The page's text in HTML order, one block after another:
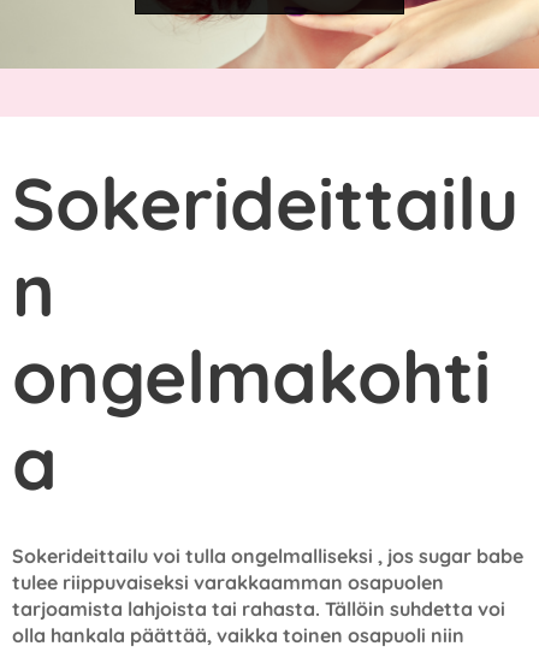
Sokerideittailu
n
ongelmakohti
a
Sokerideittailu voi tulla ongelmalliseksi , jos sugar babe
tulee riippuvaiseksi varakkaamman osapuolen
tarjoamista lahjoista tai rahasta. Tällöin suhdetta voi
olla hankala päättää, vaikka toinen osapuoli niin